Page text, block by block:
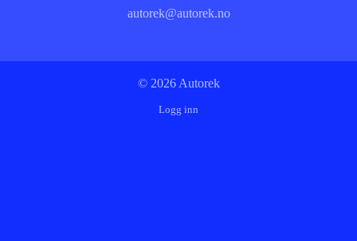
autorek@autorek.no
© 2026 Autorek
Logg inn